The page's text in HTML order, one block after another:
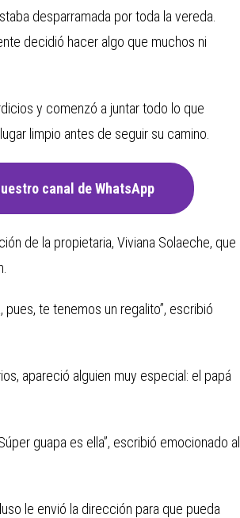
desparramada por toda la vereda.
decidió hacer algo que muchos ni
y comenzó a juntar todo lo que
limpio antes de seguir su camino.
canal de WhatsApp
de la propietaria, Viviana Solaeche, que
te tenemos un regalito”, escribió
apareció alguien muy especial: el papá
guapa es ella”, escribió emocionado al
le envió la dirección para que pueda